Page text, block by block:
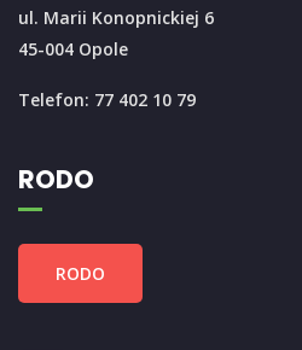
ul. Marii Konopnickiej 6
45-004 Opole
Telefon: 77 402 10 79
RODO
RODO